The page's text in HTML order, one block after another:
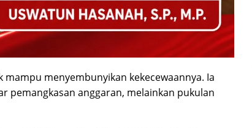
mampu menyembunyikan kekecewaannya. Ia
pemangkasan anggaran, melainkan pukulan